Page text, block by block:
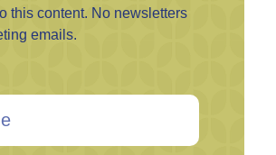
this content. No newsletters
emails.